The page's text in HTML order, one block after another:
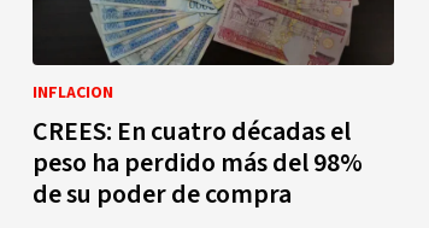
INFLACION
CREES: En cuatro décadas el
peso ha perdido más del 98%
de su poder de compra